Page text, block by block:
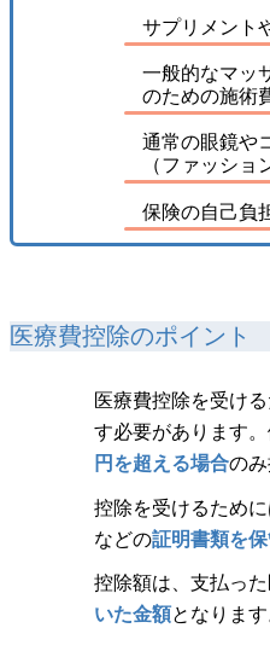
サプリメント
一般的なマッ
のための施術
通常の眼鏡や
（ファッショ
保険の自己負
医療費控除のポイント
医療費控除を受け
す必要があります
円を超える場合の
控除を受けるため
などの証明書類を保
控除額は、支払っ
いた金額となります